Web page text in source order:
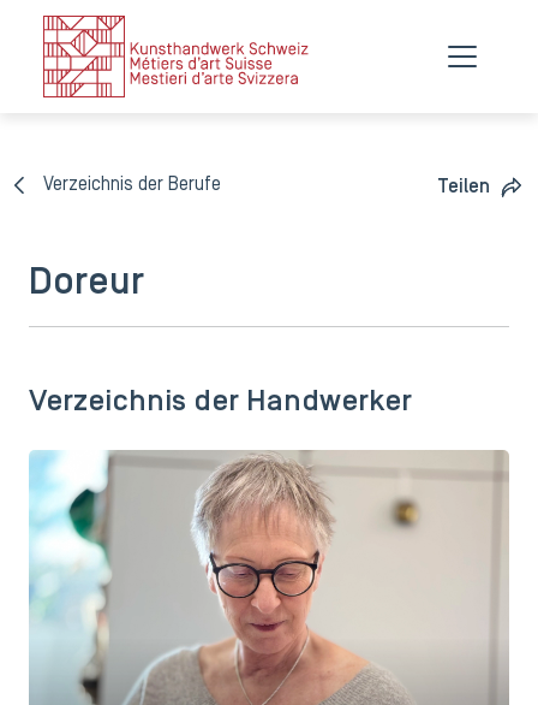
Verzeichnis der Berufe Teilen
Doreur
Verzeichnis der Handwerker